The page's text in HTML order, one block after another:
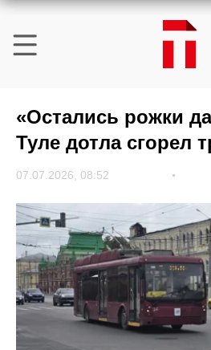
«Остались рожки
Туле дотла сгорел
07.07.2026, 08:52